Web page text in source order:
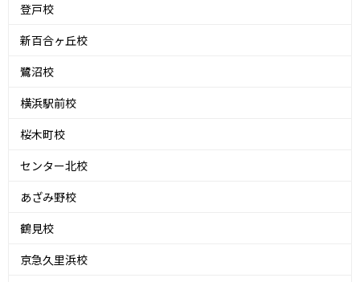
登戸校
新百合ヶ丘校
鷺沼校
横浜駅前校
桜木町校
センター北校
あざみ野校
鶴見校
京急久里浜校